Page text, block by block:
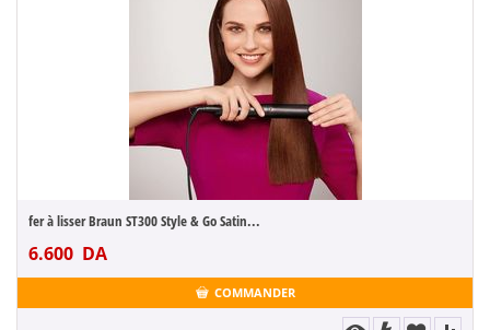
fer à lisser Braun ST300 Style & Go Satin...
6.600 DA
COMMANDER